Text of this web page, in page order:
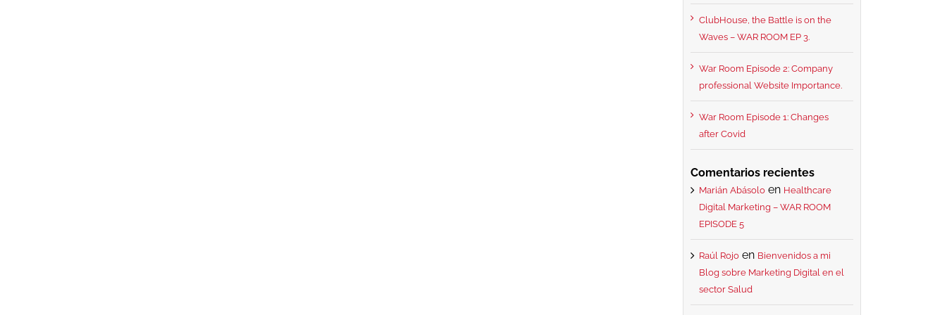
ClubHouse, the Battle is on the
Waves – WAR ROOM EP 3.
War Room Episode 2: Company
professional Website Importance.
War Room Episode 1: Changes
after Covid
Comentarios recientes
Marián Abásolo en Healthcare
Digital Marketing – WAR ROOM
EPISODE 5
Raúl Rojo en Bienvenidos a mi
Blog sobre Marketing Digital en el
sector Salud